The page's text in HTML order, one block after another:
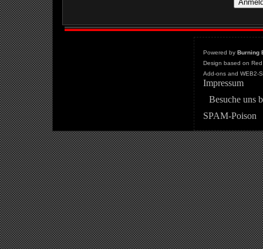
Powered by Burning
Design based on
Add-ons and WEB2-
Impressum
Besuche uns
SPAM-Poison